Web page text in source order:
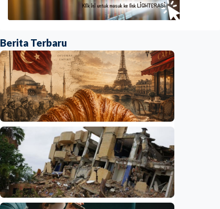
Berita Terbaru
Humaniora
Kisah – Croissant ternyata menyimpan kisah
perang Islam dan Eropa yang jarang
diceritakan
Indonesia•05 Aug 2026